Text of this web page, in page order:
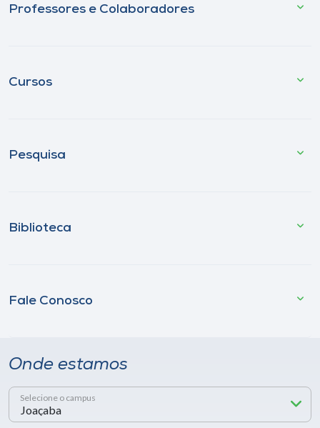
Professores e Colaboradores
Cursos
Pesquisa
Biblioteca
Fale Conosco
Onde estamos
Selecione o campus